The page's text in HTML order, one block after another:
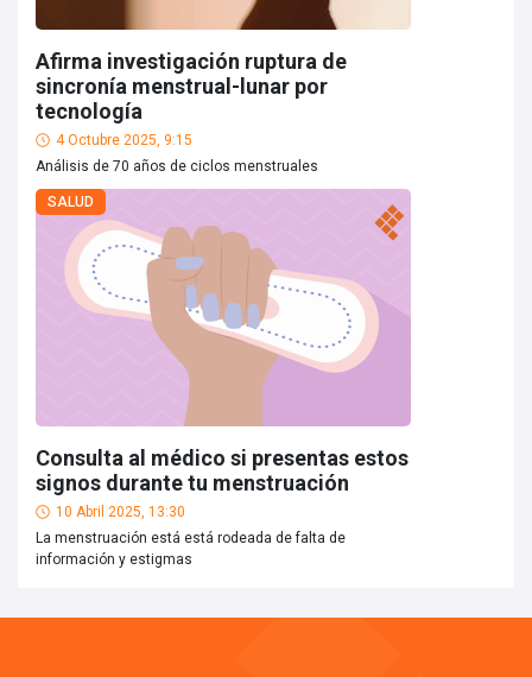
Afirma investigación ruptura de
sincronía menstrual-lunar por
tecnología
4 Octubre 2025, 9:15
Análisis de 70 años de ciclos menstruales
SALUD
Consulta al médico si presentas estos
signos durante tu menstruación
10 Abril 2025, 13:30
La menstruación está está rodeada de falta de
información y estigmas